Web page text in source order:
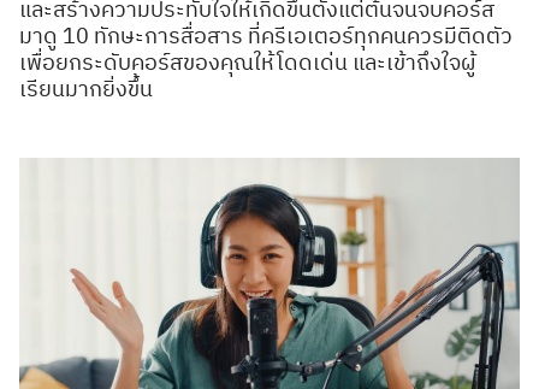
และสร้างความประทับใจให้เกิดขึ้นตั้งแต่ต้นจนจบคอร์ส
มาดู 10 ทักษะการสื่อสาร ที่ครีเอเตอร์ทุกคนควรมีติดตัว
เพื่อยกระดับคอร์สของคุณให้โดดเด่น และเข้าถึงใจผู้
เรียนมากยิ่งขึ้น